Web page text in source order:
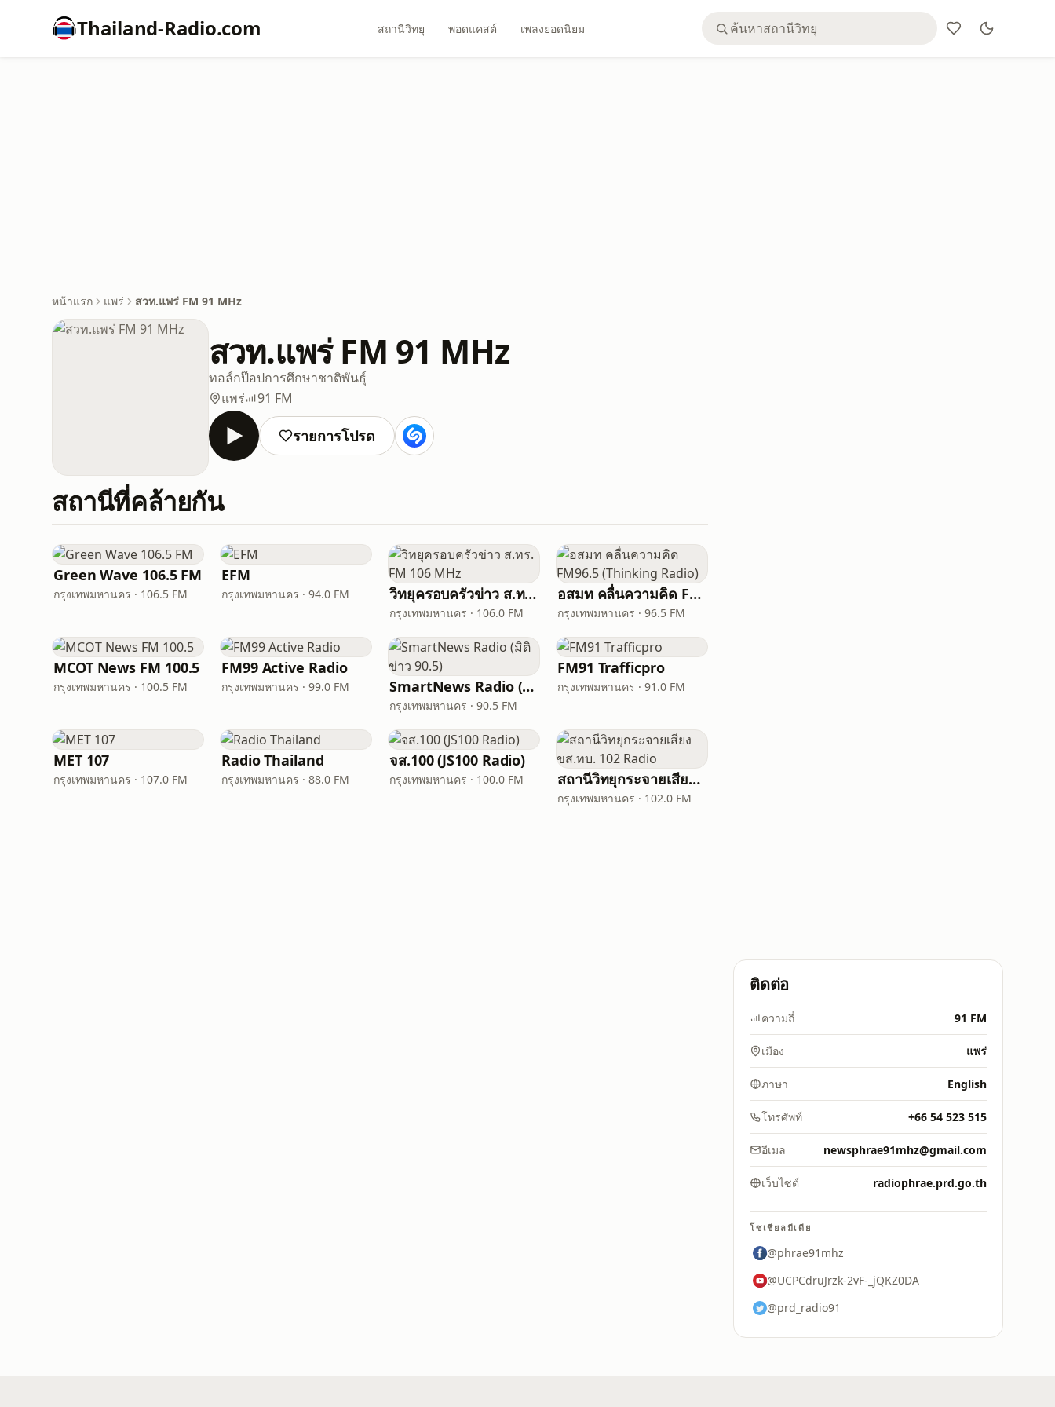
Thailand-Radio.com สถานีวิทยุ พอดแคสต์ เพลงยอดนิยม
หน้าแรก แพร่ สวท.แพร่ FM 91 MHz
สวท.แพร่ FM 91 MHz
ทอล์กป๊อปการศึกษาชาติพันธุ์
แพร่
91 FM
รายการโปรด
สถานีที่คล้ายกัน
Green Wave 106.5 FM
กรุงเทพมหานคร · 106.5 FM
EFM
กรุงเทพมหานคร · 94.0 FM วิทยุครอบครัวข่าว ส.ทร. FM 106 MHz
กรุงเทพมหานคร · 106.0 FM
อสมท คลื่นความคิด FM96.5 (Thinking Radio)
กรุงเทพมหานคร · 96.5 FM
MCOT News FM 100.5
กรุงเทพมหานคร · 100.5 FM
FM99 Active Radio
กรุงเทพมหานคร · 99.0 FM SmartNews Radio (มิติข่าว 90.5)
กรุงเทพมหานคร · 90.5 FM
FM91 Trafficpro
กรุงเทพมหานคร · 91.0 FM
MET 107
กรุงเทพมหานคร · 107.0 FM
Radio Thailand
กรุงเทพมหานคร · 88.0 FM
จส.100 (JS100 Radio)
กรุงเทพมหานคร · 100.0 FM สถานีวิทยุกระจายเสียง ขส.ทบ. 102 Radio
กรุงเทพมหานคร · 102.0 FM
ติดต่อ
ความถี่ 91 FM
เมือง แพร่
ภาษา English
โทรศัพท์ +66 54 523 515
อีเมล newsphrae91mhz@gmail.com
เว็บไซต์ radiophrae.prd.go.th
โซเชียลมีเดีย
@phrae91mhz
@UCPCdruJrzk-2vF-_jQKZ0DA
@prd_radio91